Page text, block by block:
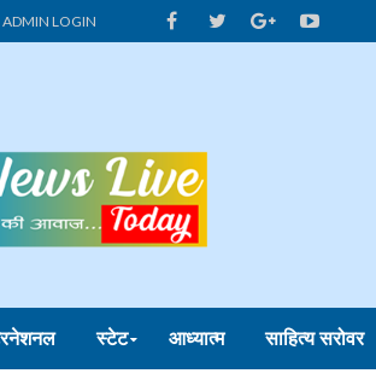
ADMIN LOGIN
स्टेट आध्यात्म साहित्य सरोवर